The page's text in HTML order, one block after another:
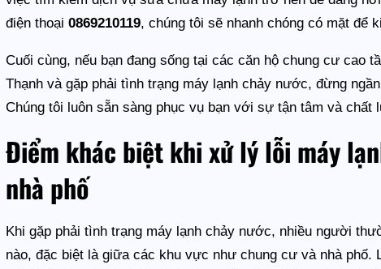
điện thoại0869210119, chúng tôi sẽ nhanh chóng có mặt để
Cuối cùng, nếu bạn đang sống tại các căn hộ chung cư cao
Thạnh và gặp phải tình trạng máy lạnh chảy nước, đừng
Chúng tôi luôn sẵn sàng phục vụ bạn với sự tận tâm và chất
Điểm khác biệt khi xử lý lỗi máy
nhà phố
Khi gặp phải tình trạng máy lạnh chảy nước, nhiều người
nào, đặc biệt là giữa các khu vực như chung cư và nhà phố.